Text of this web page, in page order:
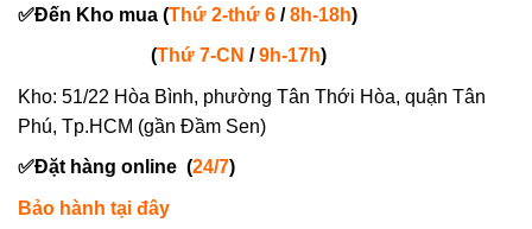
✅Đến Kho mua (Thứ 2-thứ 6 /8h-18h)
(Thứ 7-CN /9h-17h)
Kho: 51/22 Hòa Bình, phường Tân Thới Hòa, quận Tân
Phú, Tp.HCM (gần Đầm Sen)
✅Đặt hàng online (24/7)
Bảo hành tại đây